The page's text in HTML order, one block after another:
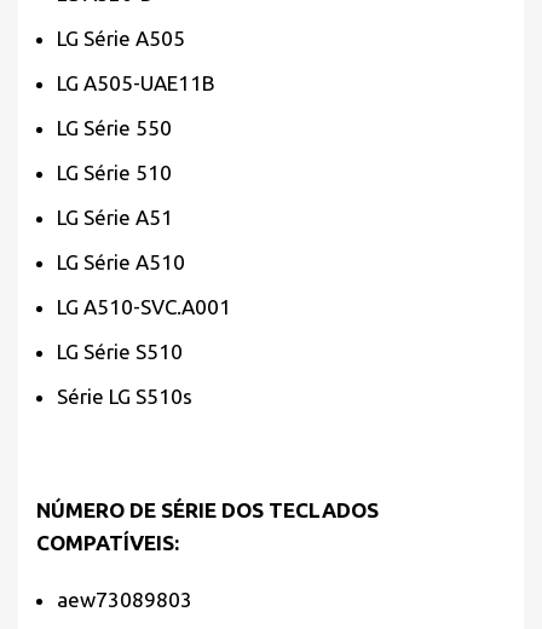
LG Série A505
LG A505-UAE11B
LG Série 550
LG Série 510
LG Série A51
LG Série A510
LG A510-SVC.A001
LG Série S510
Série LG S510s
NÚMERO DE SÉRIE DOS TECLADOS
COMPATÍVEIS:
aew73089803